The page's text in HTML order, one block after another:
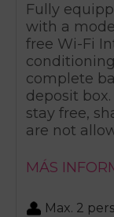
Fully
with a
free Wi-Fi
complete
deposit
stay free,
are not
MÁS
Max. 2